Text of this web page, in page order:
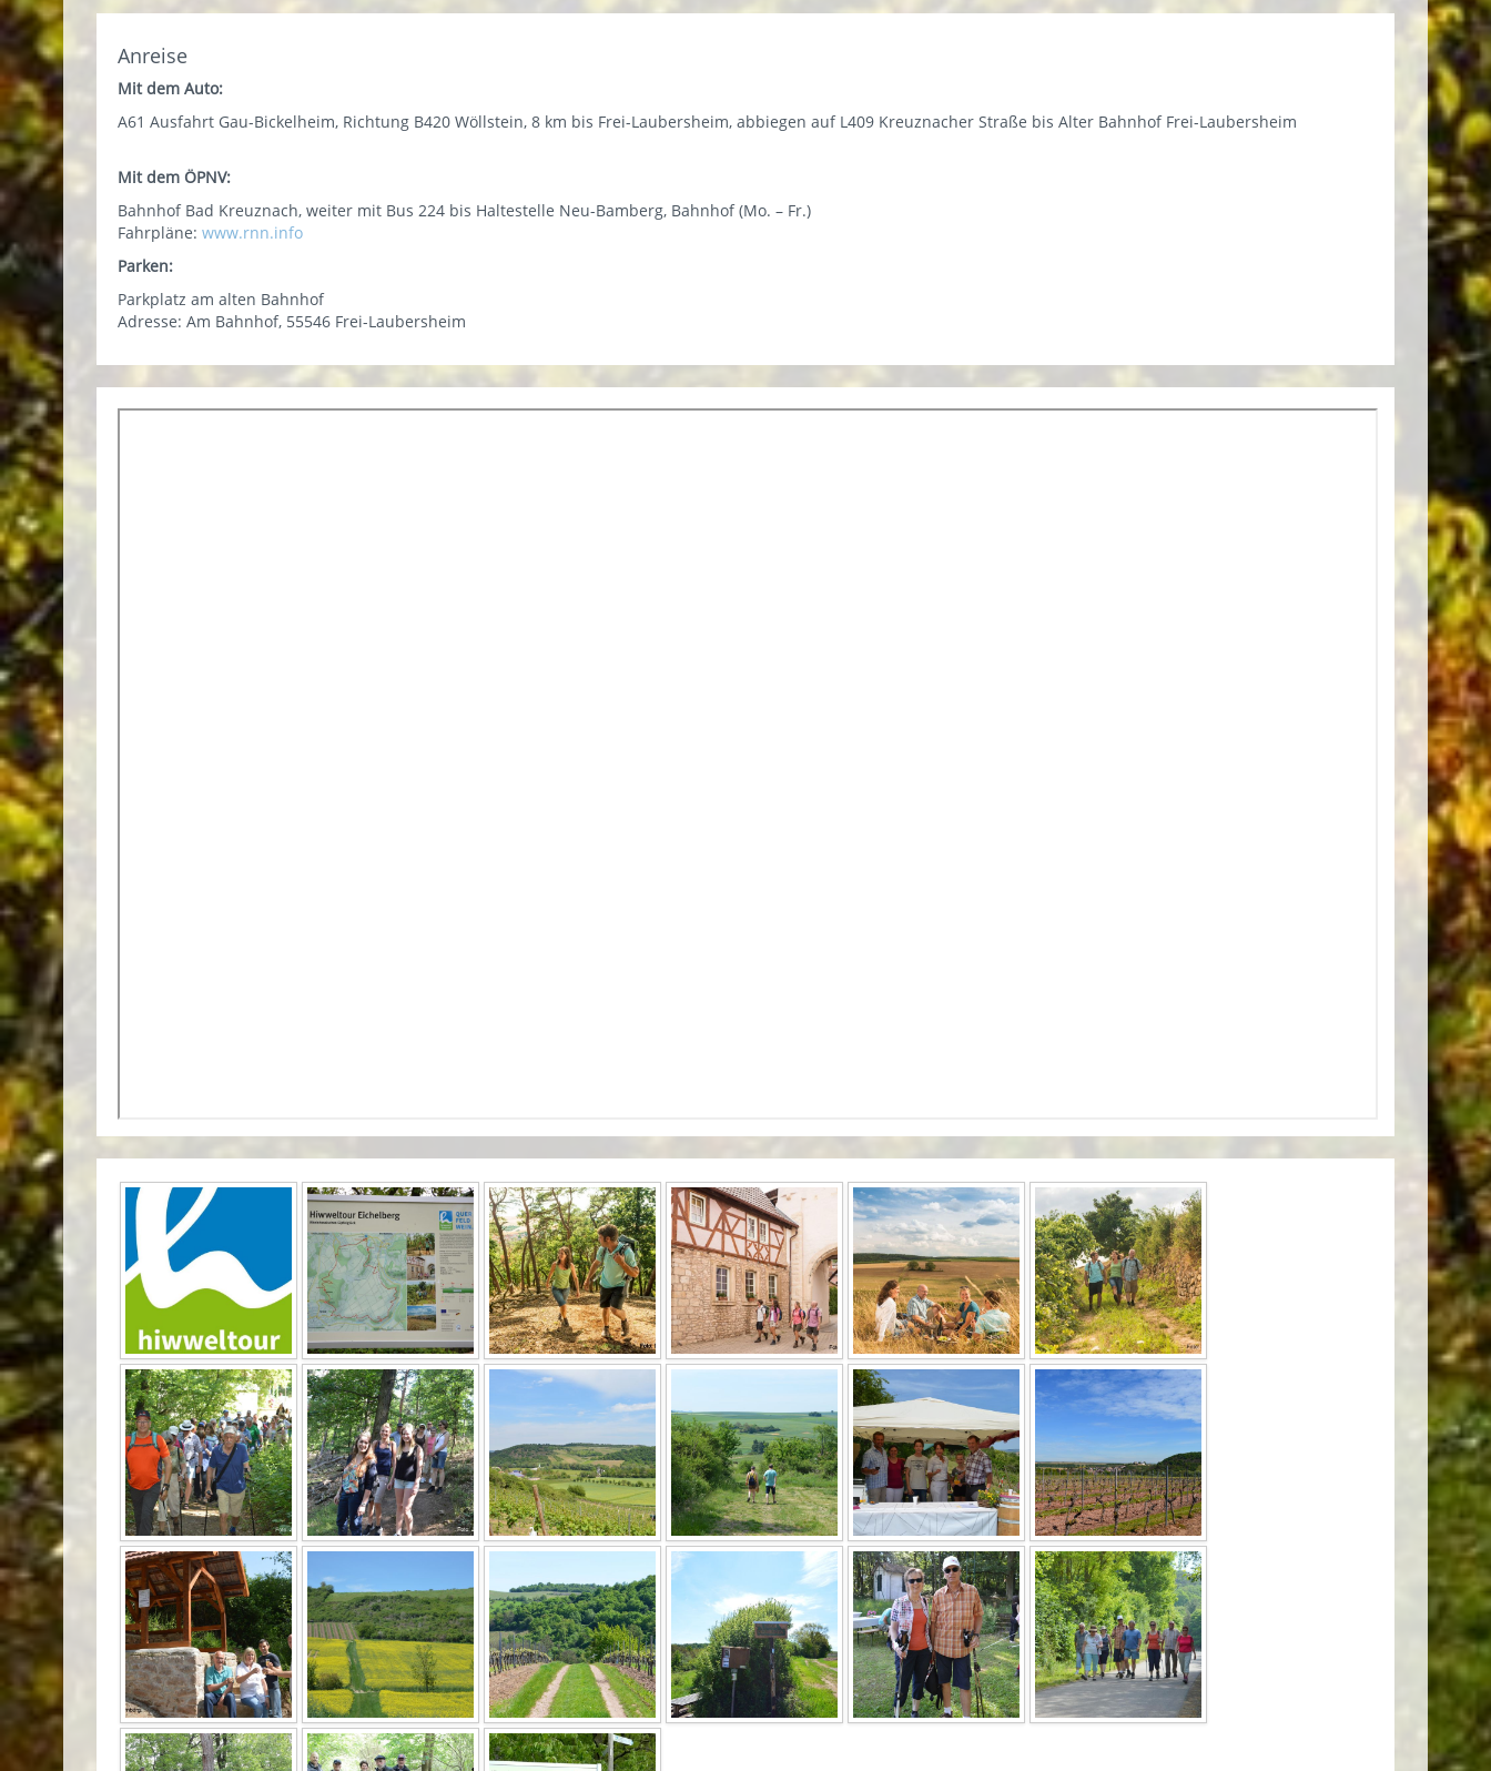
Anreise
Mit dem Auto:
A61 Ausfahrt Gau-Bickelheim, Richtung B420 Wöllstein, 8 km bis Frei-Laubersheim, abbiegen auf L409 Kreuznacher Straße bis Alter Bahnhof Frei-Laubersheim
Mit dem ÖPNV:
Bahnhof Bad Kreuznach, weiter mit Bus 224 bis Haltestelle Neu-Bamberg, Bahnhof (Mo. – Fr.)
Fahrpläne: www.rnn.info
Parken:
Parkplatz am alten Bahnhof
Adresse: Am Bahnhof, 55546 Frei-Laubersheim